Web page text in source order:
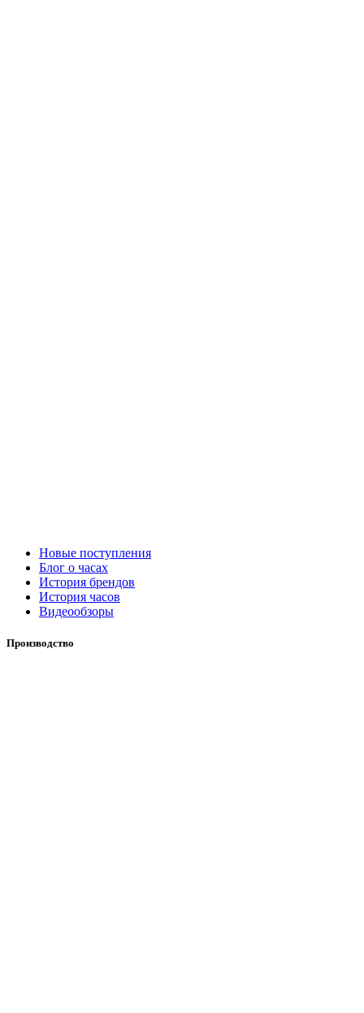
Новые поступления
Блог о часах
История брендов
История часов
Видеообзоры
Производство